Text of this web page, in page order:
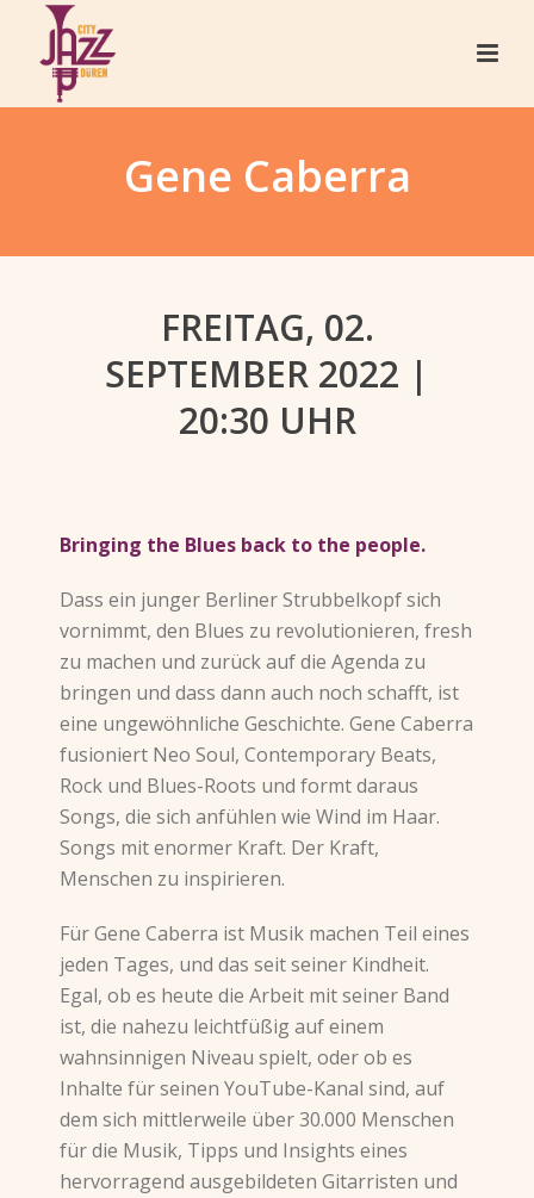
Gene Caberra
FREITAG, 02.
SEPTEMBER 2022 |
20:30 UHR
Bringing the Blues back to the people.
Dass ein junger Berliner Strubbelkopf sich
vornimmt, den Blues zu revolutionieren, fresh
zu machen und zurück auf die Agenda zu
bringen und dass dann auch noch schafft, ist
eine ungewöhnliche Geschichte. Gene Caberra
fusioniert Neo Soul, Contemporary Beats,
Rock und Blues-Roots und formt daraus
Songs, die sich anfühlen wie Wind im Haar.
Songs mit enormer Kraft. Der Kraft,
Menschen zu inspirieren.
Für Gene Caberra ist Musik machen Teil eines
jeden Tages, und das seit seiner Kindheit.
Egal, ob es heute die Arbeit mit seiner Band
ist, die nahezu leichtfüßig auf einem
wahnsinnigen Niveau spielt, oder ob es
Inhalte für seinen YouTube-Kanal sind, auf
dem sich mittlerweile über 30.000 Menschen
für die Musik, Tipps und Insights eines
hervorragend ausgebildeten Gitarristen und